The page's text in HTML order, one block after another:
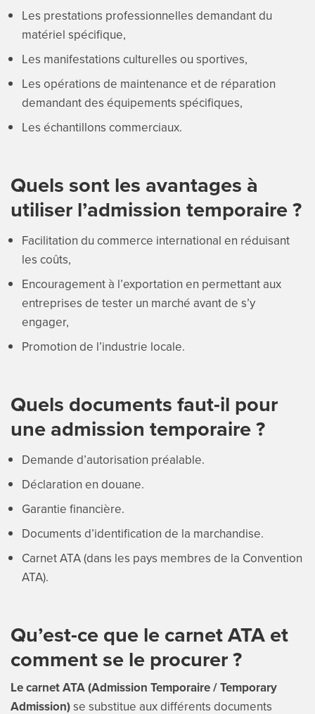
Les prestations professionnelles demandant du
matériel spécifique,
Les manifestations culturelles ou sportives,
Les opérations de maintenance et de réparation
demandant des équipements spécifiques,
Les échantillons commerciaux.
Quels sont les avantages à
utiliser l’admission temporaire ?
Facilitation du commerce international en réduisant
les coûts,
Encouragement à l’exportation en permettant aux
entreprises de tester un marché avant de s’y
engager,
Promotion de l’industrie locale.
Quels documents faut-il pour
une admission temporaire ?
Demande d’autorisation préalable.
Déclaration en douane.
Garantie financière.
Documents d’identification de la marchandise.
Carnet ATA (dans les pays membres de la Convention
ATA).
Qu’est-ce que le carnet ATA et
comment se le procurer ?
Le carnet ATA (Admission Temporaire / Temporary
Admission)se substitue aux différents documents